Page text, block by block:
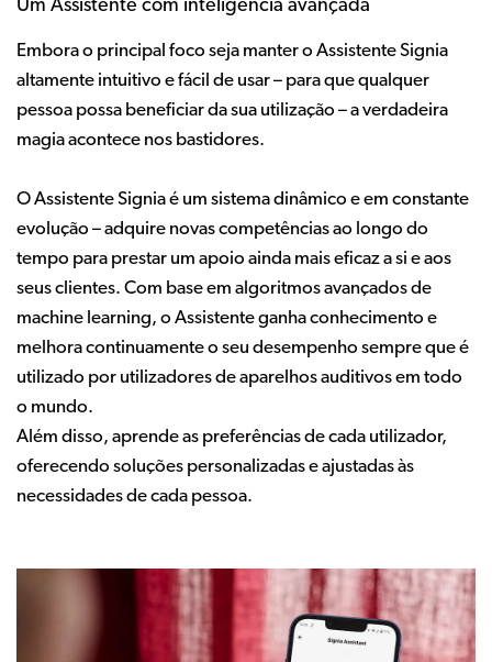
Um Assistente com inteligência avançada
Embora o principal foco seja manter o Assistente Signia
altamente intuitivo e fácil de usar – para que qualquer
pessoa possa beneficiar da sua utilização – a verdadeira
magia acontece nos bastidores.
O Assistente Signia é um sistema dinâmico e em constante
evolução – adquire novas competências ao longo do
tempo para prestar um apoio ainda mais eficaz a si e aos
seus clientes. Com base em algoritmos avançados de
machine learning, o Assistente ganha conhecimento e
melhora continuamente o seu desempenho sempre que é
utilizado por utilizadores de aparelhos auditivos em todo
o mundo.
Além disso, aprende as preferências de cada utilizador,
oferecendo soluções personalizadas e ajustadas às
necessidades de cada pessoa.